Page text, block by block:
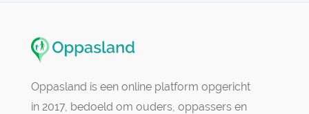
Oppasland is een online platform opgericht
in 2017, bedoeld om ouders, oppassers en